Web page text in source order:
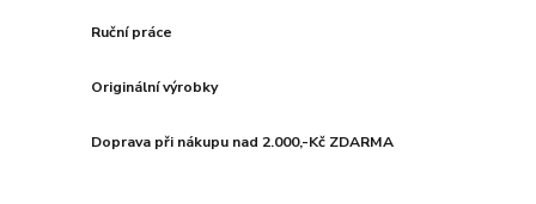
Ruční práce
Originální výrobky
Doprava při nákupu nad 2.000,-Kč ZDARMA